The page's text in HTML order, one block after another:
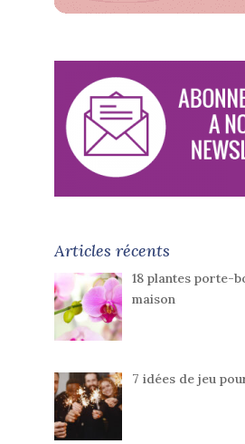
Articles récents
18 plantes porte-
maison
7 idées de jeu